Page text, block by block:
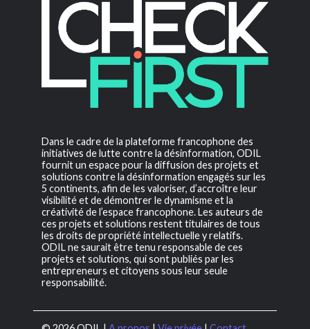
Dans le cadre de la plateforme francophone des
initiatives de lutte contre la désinformation, ODIL
fournit un espace pour la diffusion des projets et
solutions contre la désinformation engagés sur les
5 continents, afin de les valoriser, d’accroître leur
visibilité et de démontrer le dynamisme et la
créativité de l’espace francophone. Les auteurs de
ces projets et solutions restent titulaires de tous
les droits de propriété intellectuelle y relatifs.
ODIL ne saurait être tenu responsable de ces
projets et solutions, qui sont publiés par les
entrepreneurs et citoyens sous leur seule
responsabilité.